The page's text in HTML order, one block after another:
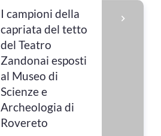
I campioni della
capriata del tetto
del Teatro
Zandonai esposti
al Museo di
Scienze e
Archeologia di
Rovereto